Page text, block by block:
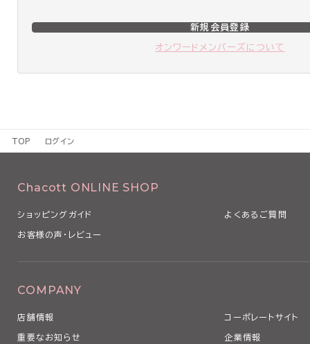
新規会員登録
オンワードメンバーズについて
TOP ログイン
Chacott ONLINE SHOP
ショッピングガイド よくあるご質問
お客様の声・レビュー
COMPANY
店舗情報 コーポレートサイト
重要なお知らせ 企業情報